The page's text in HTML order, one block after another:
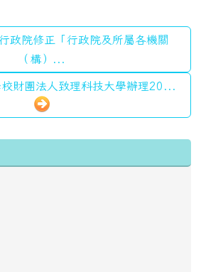
政院修正「行政院及所屬各機關
（構）...
財團法人致理科技大學辦理20...